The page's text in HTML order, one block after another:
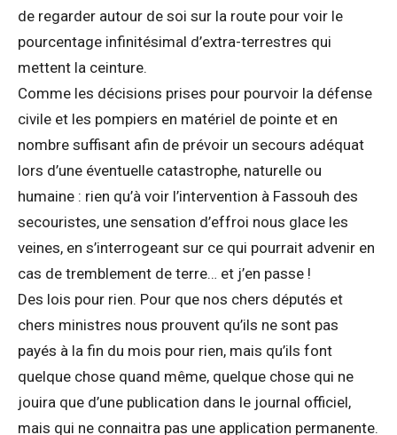
de regarder autour de soi sur la route pour voir le
pourcentage infinitésimal d’extra-terrestres qui
mettent la ceinture.
Comme les décisions prises pour pourvoir la défense
civile et les pompiers en matériel de pointe et en
nombre suffisant afin de prévoir un secours adéquat
lors d’une éventuelle catastrophe, naturelle ou
humaine : rien qu’à voir l’intervention à Fassouh des
secouristes, une sensation d’effroi nous glace les
veines, en s’interrogeant sur ce qui pourrait advenir en
cas de tremblement de terre… et j’en passe !
Des lois pour rien. Pour que nos chers députés et
chers ministres nous prouvent qu’ils ne sont pas
payés à la fin du mois pour rien, mais qu’ils font
quelque chose quand même, quelque chose qui ne
jouira que d’une publication dans le journal officiel,
mais qui ne connaitra pas une application permanente.